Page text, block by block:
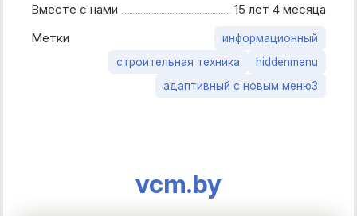
Вместе с нами
15 лет 4 месяца
Метки
информационный
строительная техника
hiddenmenu
адаптивный с новым меню3
vcm.by